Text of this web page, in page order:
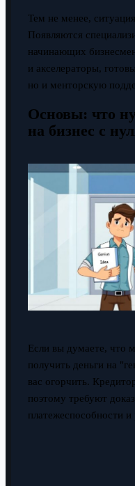
Тем не менее,
Появляются
начинающих
и акселераторы,
но и менторскую
Основы: что
на бизнес с
Если вы думаете, что
получить деньги на
вас огорчить.
поэтому требуют
платежеспособности и